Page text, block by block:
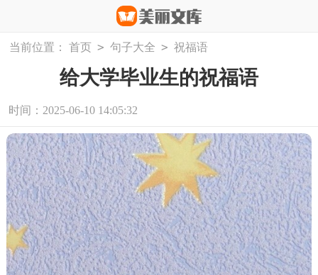
当前位置： 首页 > 句子大全 > 祝福语
给大学毕业生的祝福语
时间：2025-06-10 14:05:32